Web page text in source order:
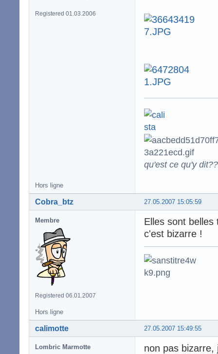
Registered 01.03.2006
qu'est ce qu'y
Hors ligne
27.05.2007 15:05:59
Cobra_btz
Membre
Registered 06.01.2007
Elles sont
c'est bizarre !
Hors ligne
27.05.2007 15:49:55
calimotte
Lombric Marmotte
non pas bizarre,